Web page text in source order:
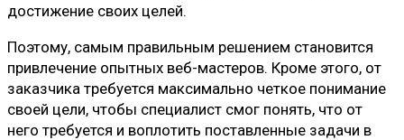
достижение своих целей.
Поэтому, самым правильным решением становится
привлечение опытных веб-мастеров. Кроме этого, от
заказчика требуется максимально четкое понимание
своей цели, чтобы специалист смог понять, что от
него требуется и воплотить поставленные задачи в